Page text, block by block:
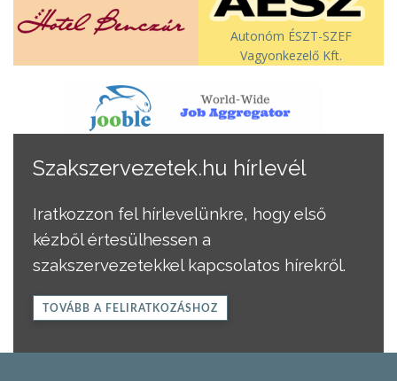
Autonóm ÉSZT-SZEF
Vagyonkezelő Kft.
Szakszervezetek.hu hírlevél
Iratkozzon fel hírlevelünkre, hogy első
kézből értesülhessen a
szakszervezetekkel kapcsolatos hírekről.
TOVÁBB A FELIRATKOZÁSHOZ